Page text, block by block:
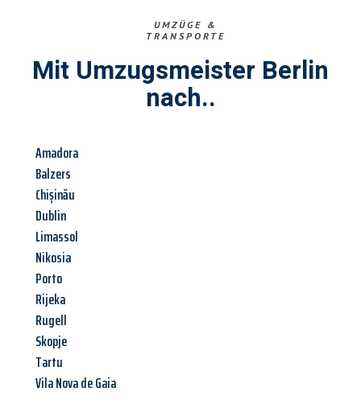
UMZÜGE &
TRANSPORTE
Mit Umzugsmeister Berlin
nach..
Amadora
Balzers
Chișinău
Dublin
Limassol
Nikosia
Porto
Rijeka
Rugell
Skopje
Tartu
Vila Nova de Gaia